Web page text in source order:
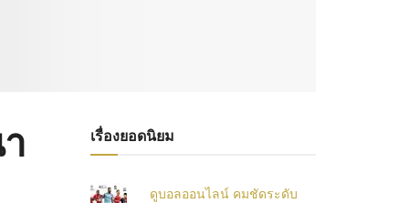
เรื่องยอดนิยม
ดูบอลออนไลน์ คมชัดระดับ